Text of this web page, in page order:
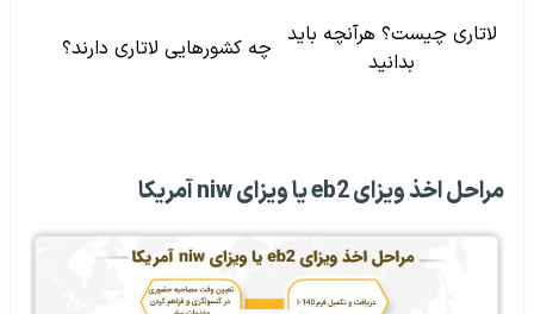
لاتاری چیست؟ هرآنچه باید
بدانید
چه کشورهایی لاتاری دارند؟
مراحل اخذ ویزای eb2 یا ویزای niw آمریکا